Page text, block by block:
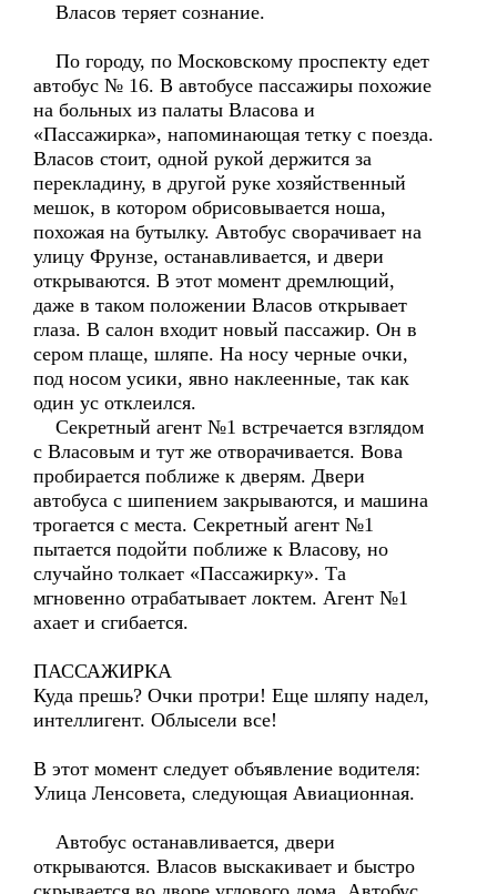
Власов теряет сознание.
По городу, по Московскому проспекту едет
автобус № 16. В автобусе пассажиры похожие
на больных из палаты Власова и
«Пассажирка», напоминающая тетку с поезда.
Власов стоит, одной рукой держится за
перекладину, в другой руке хозяйственный
мешок, в котором обрисовывается ноша,
похожая на бутылку. Автобус сворачивает на
улицу Фрунзе, останавливается, и двери
открываются. В этот момент дремлющий,
даже в таком положении Власов открывает
глаза. В салон входит новый пассажир. Он в
сером плаще, шляпе. На носу черные очки,
под носом усики, явно наклеенные, так как
один ус отклеился.
Секретный агент №1 встречается взглядом
с Власовым и тут же отворачивается. Вова
пробирается поближе к дверям. Двери
автобуса с шипением закрываются, и машина
трогается с места. Секретный агент №1
пытается подойти поближе к Власову, но
случайно толкает «Пассажирку». Та
мгновенно отрабатывает локтем. Агент №1
ахает и сгибается.
ПАССАЖИРКА
Куда прешь? Очки протри! Еще шляпу надел,
интеллигент. Облысели все!
В этот момент следует объявление водителя:
Улица Ленсовета, следующая Авиационная.
Автобус останавливается, двери
открываются. Власов выскакивает и быстро